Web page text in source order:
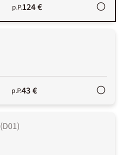
p.P.124 €
p.P.43 €
(D01)